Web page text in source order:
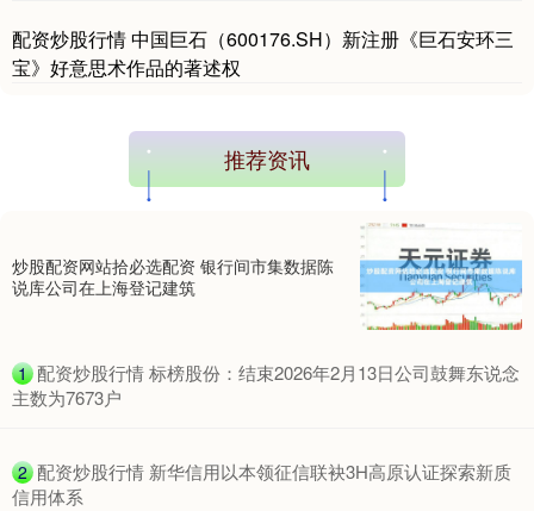
配资炒股行情 中国巨石（600176.SH）新注册《巨石安环三
宝》好意思术作品的著述权
推荐资讯
炒股配资网站拾必选配资 银行间市集数据陈
说库公司在上海登记建筑
1 ​配资炒股行情 标榜股份：结束2026年2月13日公司鼓舞东说念
主数为7673户
2 ​配资炒股行情 新华信用以本领征信联袂3H高原认证探索新质
信用体系